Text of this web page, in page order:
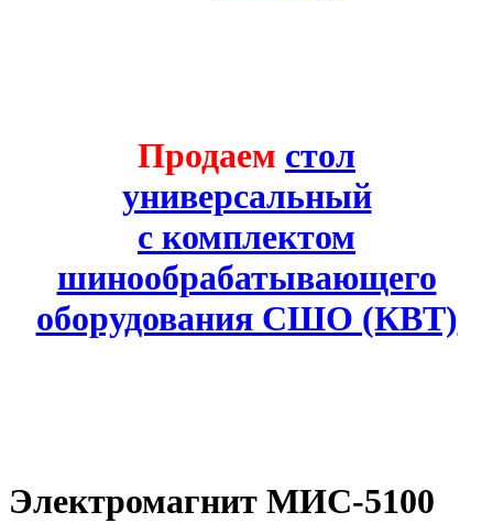
Продаем стол
универсальный
с комплектом
шинообрабатывающего
оборудования СШО (КВТ)
Электромагнит МИС-5100